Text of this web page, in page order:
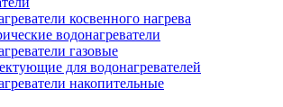
косвенного нагрева
водонагреватели
газовые
для водонагревателей
накопительные